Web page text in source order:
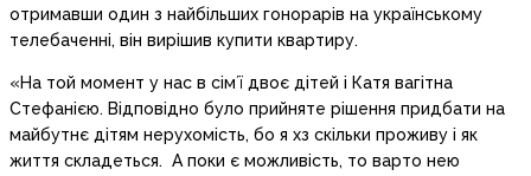
отримавши один з найбільших гонорарів на українському
телебаченні, він вирішив купити квартиру.
«На той момент у нас в сімʼї двоє дітей і Катя вагітна
Стефанією. Відповідно було прийняте рішення придбати на
майбутнє дітям нерухомість, бо я хз скільки проживу і як
життя складеться. А поки є можливість, то варто нею